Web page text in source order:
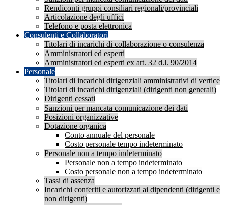
Rendiconti gruppi consiliari regionali/provinciali
Articolazione degli uffici
Telefono e posta elettronica
Consulenti e Collaboratori
Titolari di incarichi di collaborazione o consulenza
Amministratori ed esperti
Amministratori ed esperti ex art. 32 d.l. 90/2014
Personale
Titolari di incarichi dirigenziali amministrativi di vertice
Titolari di incarichi dirigenziali (dirigenti non generali)
Dirigenti cessati
Sanzioni per mancata comunicazione dei dati
Posizioni organizzative
Dotazione organica
Conto annuale del personale
Costo personale tempo indeterminato
Personale non a tempo indeterminato
Personale non a tempo indeterminato
Costo personale non a tempo indeterminato
Tassi di assenza
Incarichi conferiti e autorizzati ai dipendenti (dirigenti e
non dirigenti)